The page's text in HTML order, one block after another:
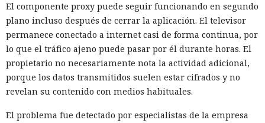
El componente proxy puede seguir funcionando en segundo
plano incluso después de cerrar la aplicación. El televisor
permanece conectado a internet casi de forma continua, por
lo que el tráfico ajeno puede pasar por él durante horas. El
propietario no necesariamente nota la actividad adicional,
porque los datos transmitidos suelen estar cifrados y no
revelan su contenido con medios habituales.
El problema fue detectado por especialistas de la empresa